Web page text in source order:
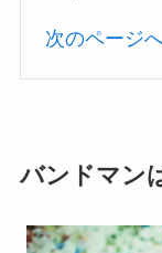
次のページ
バンドマン